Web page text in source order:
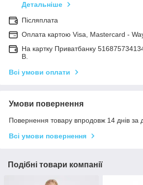
Детальніше
Післяплата
Оплата картою Visa, Mastercard -
На картку Приватбанку
В.
Всі умови оплати
Умови повернення
Повернення товару впродовж 14 днів за
Всі умови повернення
Подібні товари компанії